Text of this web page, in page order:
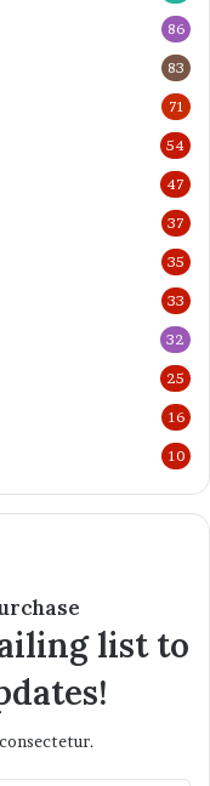
86
83
71
54
47
37
35
33
32
25
16
10
list to